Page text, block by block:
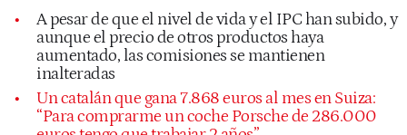
A pesar de que el nivel de vida y el IPC han subido, y
aunque el precio de otros productos haya
aumentado, las comisiones se mantienen
inalteradas
Un catalán que gana 7.868 euros al mes en Suiza:
“Para comprarme un coche Porsche de 286.000